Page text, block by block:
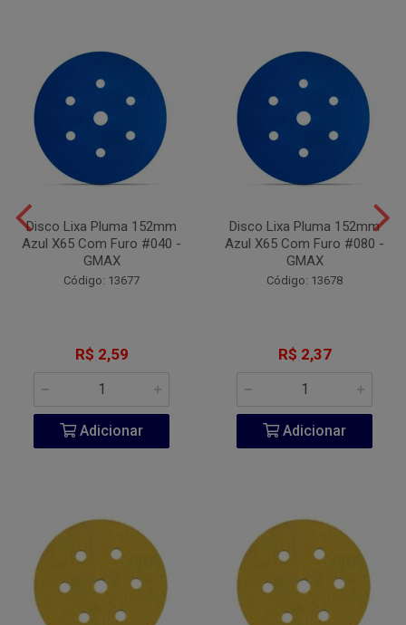
Disco Lixa Pluma 152mm
Azul X65 Com Furo #040 -
GMAX
Código: 13677
R$ 2,59
Adicionar
Disco Lixa Pluma 152mm
Azul X65 Com Furo #080 -
GMAX
Código: 13678
R$ 2,37
Adicionar